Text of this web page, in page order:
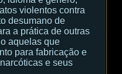
violentos contra
desumano de
a prática de outras
aquelas que
para fabricação e
e seus